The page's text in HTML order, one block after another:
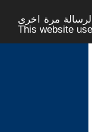
مرة اخرى -
This website